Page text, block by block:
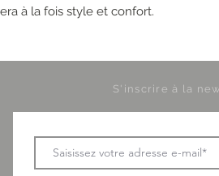
à la fois style et confort.
S'inscrire à la